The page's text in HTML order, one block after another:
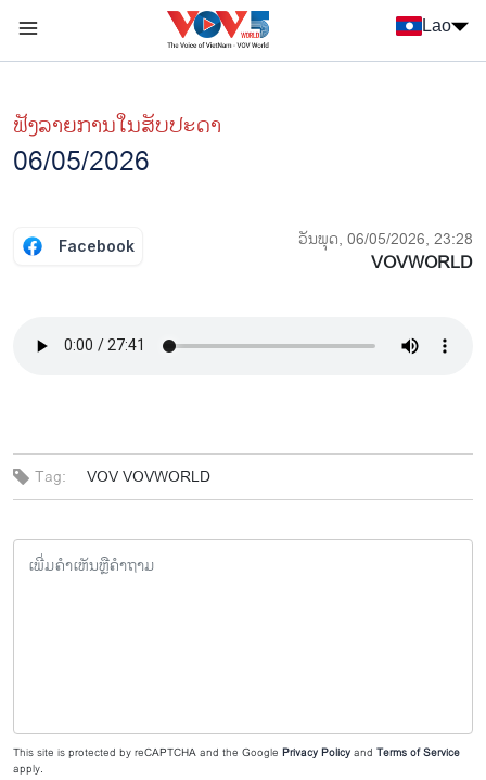
Lao
ຟັງລາຍການໃນສັບປະດາ
06/05/2026
Facebook ວັນພຸດ, 06/05/2026, 23:28
VOVWORLD
Tag: VOVVOVWORLD
This site is protected by reCAPTCHA and the Google Privacy Policyand Terms of Service
apply.